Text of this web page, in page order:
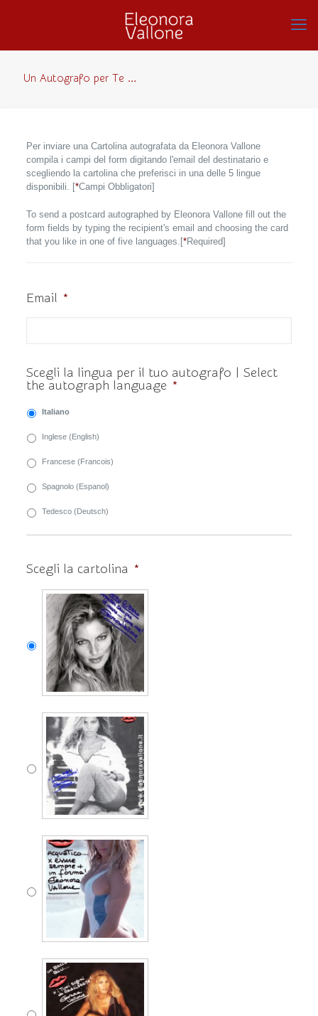
Un Autografo per Te …
Per inviare una Cartolina autografata da Eleonora Vallone
compila i campi del form digitando l'email del destinatario e
scegliendo la cartolina che preferisci in una delle 5 lingue
disponibili. [*Campi Obbligatori]
To send a postcard autographed by Eleonora Vallone fill out the
form fields by typing the recipient's email and choosing the card
that you like in one of five languages.[*Required]
Email *
Scegli la lingua per il tuo autografo | Select
the autograph language *
Italiano
Inglese (English)
Francese (Francois)
Spagnolo (Espanol)
Tedesco (Deutsch)
Scegli la cartolina *